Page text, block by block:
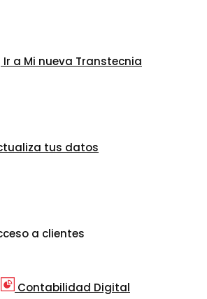
Ir a Mi nueva Transtecnia
tus datos
a clientes
Contabilidad Digital